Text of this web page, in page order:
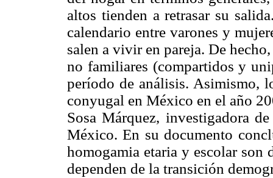
altos tienden a retrasar su
calendario entre varones y
salen a vivir en pareja. De
no familiares (compartidos y
período de análisis. Asimismo,
conyugal en México en el año
Sosa Márquez, investigadora
México. En su documento
homogamia etaria y escolar
dependen de la transición